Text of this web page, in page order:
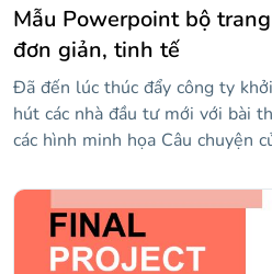
Mẫu Powerpoint bộ
đơn giản, tinh tế
Đã đến lúc thúc đẩy công ty
hút các nhà đầu tư mới với bài
các hình minh họa Câu chuyện
thứ bạn cần: hình ảnh, đồ họa
thể dễ dàng chỉnh sửa để bạn
mình để tạo mẫu hiệu quả.